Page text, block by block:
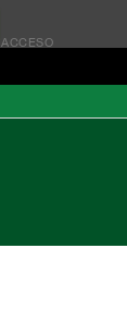
ACCESO